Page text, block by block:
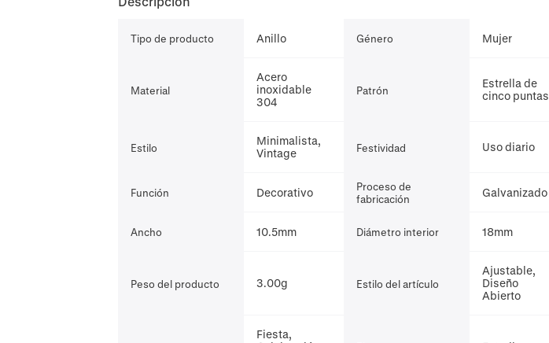
Tipo de producto Anillo Género Mujer
Material
Acero
inoxidable
304
Patrón
Estrella de
cinco puntas
Estilo
Minimalista,
Vintage
Festividad Uso diario
Función Decorativo
Proceso de
fabricación
Galvanizado
Ancho 10.5mm Diámetro interior 18mm
Peso del producto 3.00g Estilo del artículo
Ajustable,
Diseño
Abierto
Fiesta,